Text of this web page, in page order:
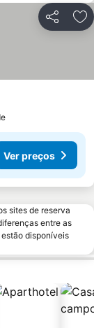
Partilhar
Ver preços
sites de reserva
entre as
disponíveis